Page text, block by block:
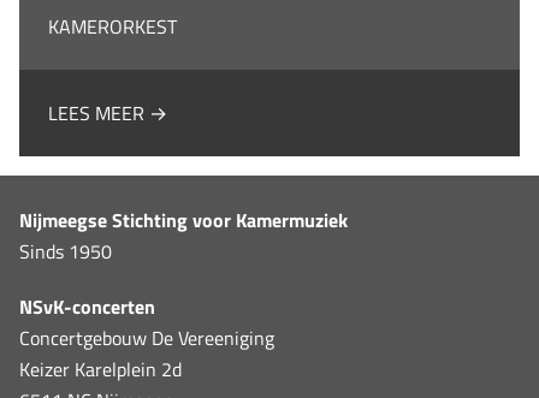
KAMERORKEST
LEES MEER →
Nijmeegse Stichting voor Kamermuziek
Sinds 1950
NSvK-concerten
Concertgebouw De Vereeniging
Keizer Karelplein 2d